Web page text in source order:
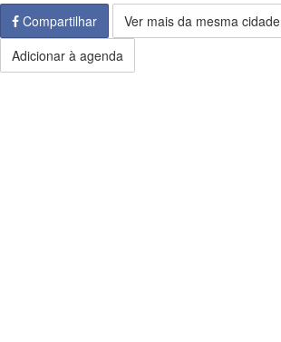
Compartilhar
Ver mais da mesma cidade
Adicionar à agenda